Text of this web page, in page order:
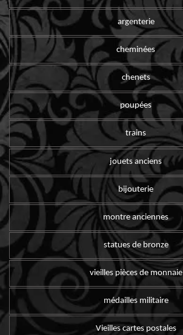
argenterie
cheminées
chenets
poupées
trains
jouets anciens
bijouterie
montre anciennes
statues de bronze
vieilles pièces de monnaie
médailles militaire
Vieilles cartes postales